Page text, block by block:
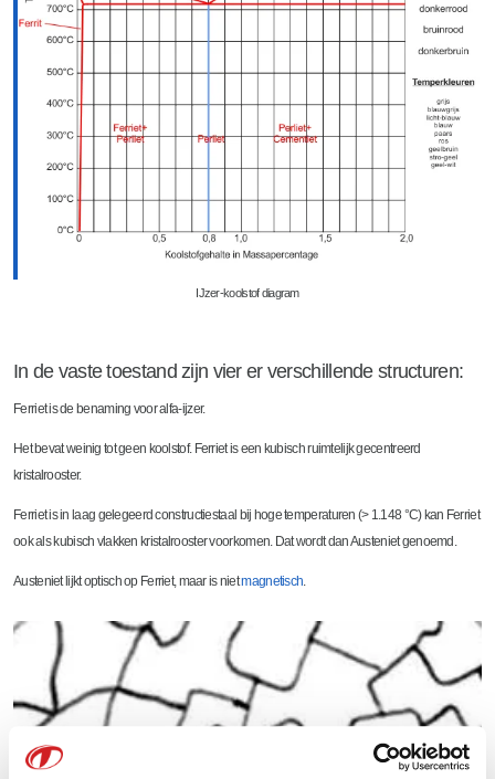
IJzer-koolstof diagram
In de vaste toestand zijn vier er verschillende structuren:
Ferriet is de benaming voor alfa-ijzer.
Het bevat weinig tot geen koolstof. Ferriet is een kubisch ruimtelijk gecentreerd
kristalrooster.
Ferriet is in laag gelegeerd constructiestaal bij hoge temperaturen (> 1.148 °C) kan Ferriet
ook als kubisch vlakken kristalrooster voorkomen. Dat wordt dan Austeniet genoemd.
Austeniet lijkt optisch op Ferriet, maar is nietmagnetisch.